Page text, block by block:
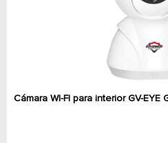
Cámara WI-FI para interior GV-EYE